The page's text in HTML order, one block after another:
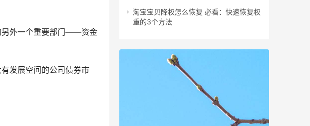
另外一个重要部门——资金
发展空间的公司债券市
淘宝宝贝降权怎么恢复 必看：快速恢复权
重的3个方法